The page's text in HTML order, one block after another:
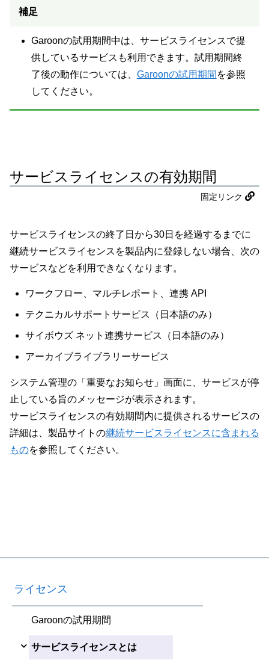
補足
Garoonの試用期間中は、サービスライセンスで提
供しているサービスも利用できます。試用期間終
了後の動作については、 Garoonの試用期間 を参照
してください。
サービスライセンスの有効期間
固定リンク
サービスライセンスの終了日から30日を経過するまでに
継続サービスライセンスを製品内に登録しない場合、次の
サービスなどを利用できなくなります。
ワークフロー、マルチレポート、連携 API
テクニカルサポートサービス（日本語のみ）
サイボウズ ネット連携サービス（日本語のみ）
アーカイブライブラリーサービス
システム管理の「重要なお知らせ」画面に、サービスが停
止している旨のメッセージが表示されます。
サービスライセンスの有効期間内に提供されるサービスの
詳細は、製品サイトの継続サービスライセンスに含まれる
ものを参照してください。
ライセンス
Garoonの試用期間
サービスライセンスとは